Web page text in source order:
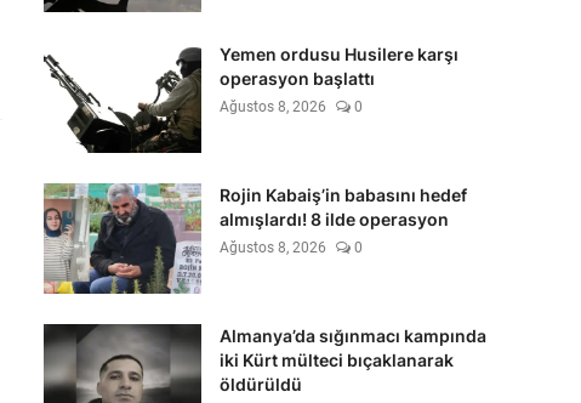
Yemen ordusu Husilere karşı
operasyon başlattı
Ağustos 8, 2026 0
Rojin Kabaiş’in babasını hedef
almışlardı! 8 ilde operasyon
Ağustos 8, 2026 0
Almanya’da sığınmacı kampında
iki Kürt mülteci bıçaklanarak
öldürüldü